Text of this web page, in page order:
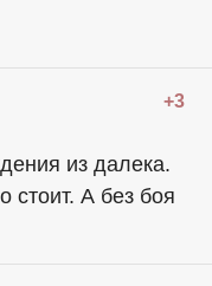
+3
из далека.
стоит. А без боя